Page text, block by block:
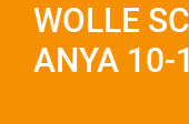
WOLLE
ANYA 10-